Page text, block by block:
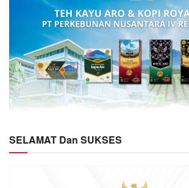
SELAMAT Dan SUKSES